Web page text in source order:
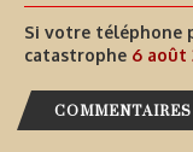
Si votre téléphone
catastrophe 6 août